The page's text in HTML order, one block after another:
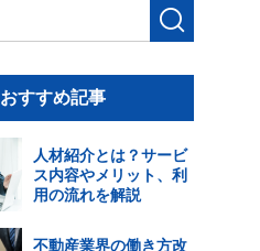
検
す
おすすめ記事
人材紹介とは？サービ
ス内容やメリット、利
用の流れを解説
不動産業界の働き方改